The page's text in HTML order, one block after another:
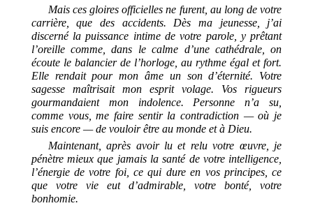
Mais ces gloires officielles ne furent, au long de votre
carrière, que des accidents. Dès ma jeunesse, j’ai
discerné la puissance intime de votre parole, y prêtant
l’oreille comme, dans le calme d’une cathédrale, on
écoute le balancier de l’horloge, au rythme égal et fort.
Elle rendait pour mon âme un son d’éternité. Votre
sagesse maîtrisait mon esprit volage. Vos rigueurs
gourmandaient mon indolence. Personne n’a su,
comme vous, me faire sentir la contradiction — où je
suis encore — de vouloir être au monde et à Dieu.
Maintenant, après avoir lu et relu votre œuvre, je
pénètre mieux que jamais la santé de votre intelligence,
l’énergie de votre foi, ce qui dure en vos principes, ce
que votre vie eut d’admirable, votre bonté, votre
bonhomie.